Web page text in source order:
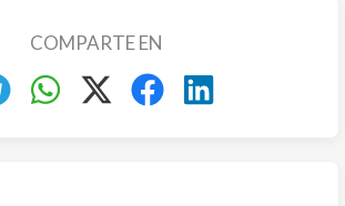
COMPARTE EN